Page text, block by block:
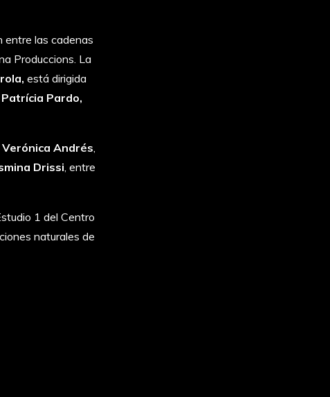
entre las cadenas
Produccions. La
está dirigida
Patrícia Pardo,
Verónica Andrés
Drissi , entre
1 del Centro
naturales de